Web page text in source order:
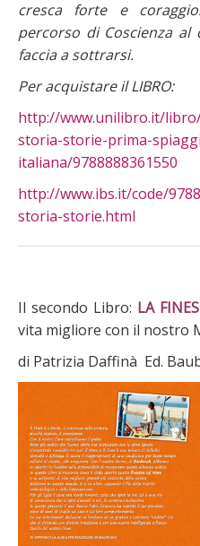
cresca forte e
percorso di Coscienza al
faccia a sottrarsi.
Per acquistare il LIBRO:
http://www.unilibro.it/
storia-storie-prima-
italiana/9788888361550
http://www.ibs.it/code/
storia-storie.html
Il secondo Libro: LA
vita migliore con il nostro
di Patrizia Daffinà Ed.